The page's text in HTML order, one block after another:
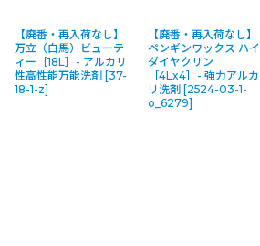
【廃番・再入荷なし】
万立（白馬）ビューテ
ィー［18L］- アルカリ
性高性能万能洗剤 [37-
18-1-z]
【廃番・再入荷なし】
ペンギンワックス ハイ
ダイヤクリン
［4Lx4］- 強力アルカ
リ洗剤 [2524-03-1-
o_6279]